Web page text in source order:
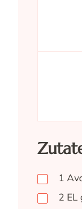
1
2 EL